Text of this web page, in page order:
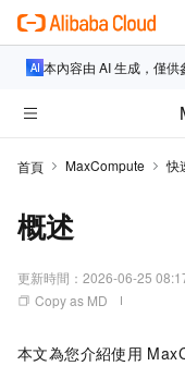
本內容由 AI 生成，僅供
首頁 MaxCompute 快
概述
更新時間： 2026-06-25
Copy as MD
本文為您介紹使用